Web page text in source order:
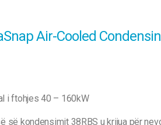
Air-Cooled
i ftohjes 40 – 160kW
së kondensimit 38RBS u krijua për